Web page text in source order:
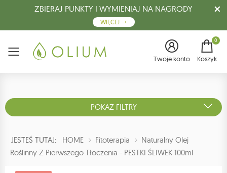
ZBIERAJ PUNKTY I WYMIENIAJ NA NAGRODY
WIĘCEJ
Menu Twoje konto
0
Koszyk
POKAŻ FILTRY
JESTEŚ TUTAJ: HOME Fitoterapia
Naturalny Olej
Roślinny Z Pierwszego Tłoczenia - PESTKI ŚLIWEK 100ml